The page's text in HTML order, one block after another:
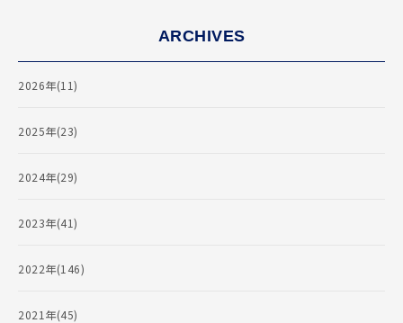
ARCHIVES
2026年(11)
2025年(23)
2024年(29)
2023年(41)
2022年(146)
2021年(45)